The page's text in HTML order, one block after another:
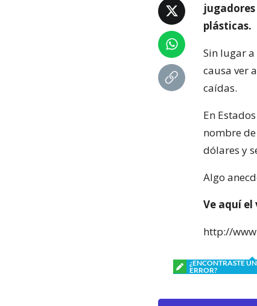
plásticas.
Sin lugar
causa ver
caídas.
En
nombre de
dólares y
Algo
Ve aquí
http://
¿ENCONTRASTE UN
ERROR?